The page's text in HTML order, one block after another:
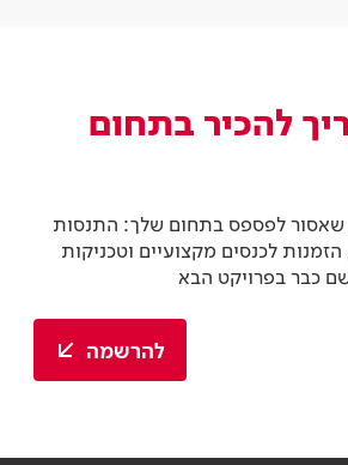
להכיר בתחום
שאסור לפספס בתחום שלך: התנסות
לכנסים מקצועיים וטכניקות
כבר בפרויקט הבא
להרשמה